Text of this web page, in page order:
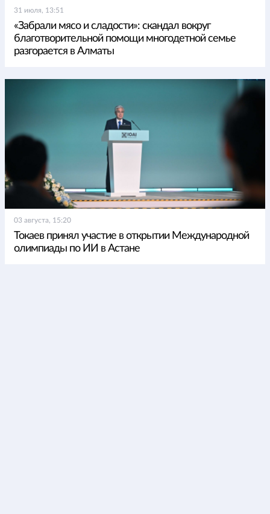
31 июля, 13:51
«Забрали мясо и сладости»: скандал вокруг
благотворительной помощи многодетной семье
разгорается в Алматы
03 августа, 15:20
Токаев принял участие в открытии Международной
олимпиады по ИИ в Астане